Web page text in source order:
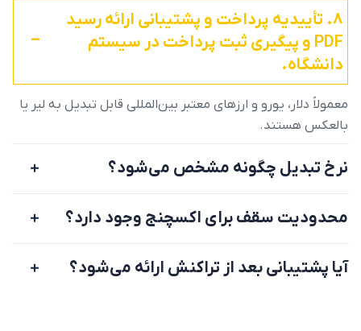
8. تأییدیه پرداخت و پشتیبانی ارائه رسید
PDF و پیگیری ثبت پرداخت در سیستم
دانشگاه.
معمولاً دلار، یورو و ارزهای معتبر بین‌المللی قابل تبدیل به لیر یا
بالعکس هستند.
نرخ تبدیل چگونه مشخص می‌شود؟
محدودیت سقف برای اکسچنج وجود دارد؟
آیا پشتیبانی بعد از تراکنش ارائه می‌شود؟